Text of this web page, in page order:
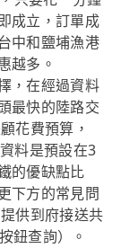
成立，訂單成
中和鹽埔漁港
越多。
，在經過資料
最快的陸路交
花費預算，
料是預設在3
的優缺點比
下方的常見問
供到府接送共
鈕查詢）。